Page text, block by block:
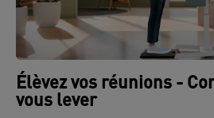
Élèvez vos réunions -
vous lever